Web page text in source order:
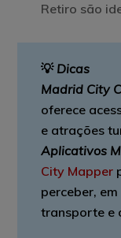
Retiro são
💡 Dicas
Madrid City
oferece
e atrações
Aplicativos
City Mapper
perceber,
transporte e